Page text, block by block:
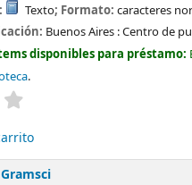
Texto; Formato: caracteres
Buenos Aires :Centro de
disponibles para préstamo:
.